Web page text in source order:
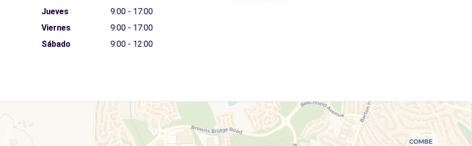
Jueves
9:00 - 17:00
Viernes
9:00 - 17:00
Sábado
9:00 - 12:00